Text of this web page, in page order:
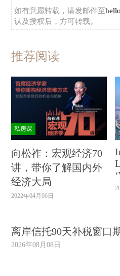
BP、高通、黑石集团、厚
汇丰银行、UBS、星展银行
京东金融、中银国际
财新峰会创始会员。
财新峰会将成立顾问委
学会理事会主席、巴理克
（John L.Thornton），麦
民（Dominic Barton）已
财新峰会专业化、全球化
财新传媒社长 胡舒立
专业、严肃新闻的付费模
我们新推出的财新峰会会
户，探索‘双引擎’的商
如有意愿转载，请发邮件至
认及授权后，方可转载。
推荐阅读
私房课
向松祚：宏观经济70
讲，带你了解国内外
经济大局
2022年04月06日
离岸信托90天补税窗口
2026年08月08日